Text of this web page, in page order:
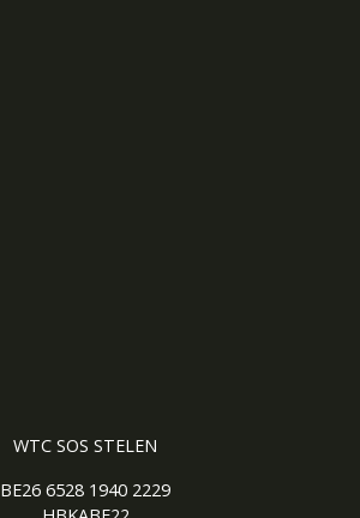
WTC SOS STELEN
BE26 6528 1940 2229